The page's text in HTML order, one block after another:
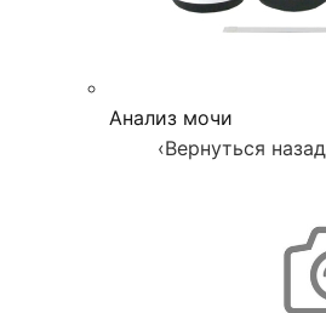
Анализ мочи
‹Вернуться назад